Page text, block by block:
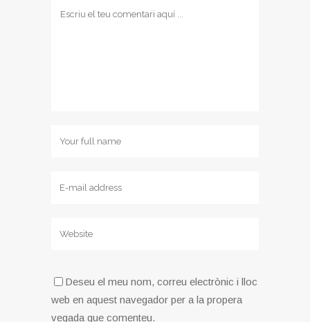
Deseu el meu nom, correu electrònic i lloc
web en aquest navegador per a la propera
vegada que comenteu.